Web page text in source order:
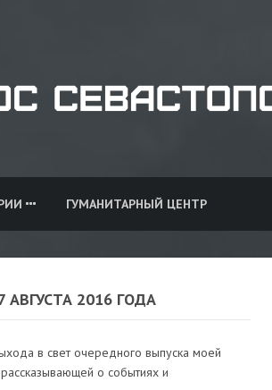
ГУМАНИТАРНЫЙ ЦЕНТР
2016 ГОДА
в свет очередного выпуска моей
о событиях и